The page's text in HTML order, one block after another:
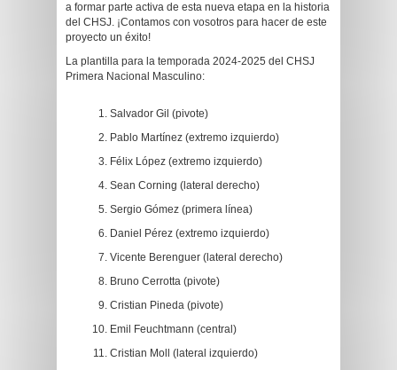
a formar parte activa de esta nueva etapa en la historia
del CHSJ. ¡Contamos con vosotros para hacer de este
proyecto un éxito!
La plantilla para la temporada 2024-2025 del CHSJ
Primera Nacional Masculino:
Salvador Gil (pivote)
Pablo Martínez (extremo izquierdo)
Félix López (extremo izquierdo)
Sean Corning (lateral derecho)
Sergio Gómez (primera línea)
Daniel Pérez (extremo izquierdo)
Vicente Berenguer (lateral derecho)
Bruno Cerrotta (pivote)
Cristian Pineda (pivote)
Emil Feuchtmann (central)
Cristian Moll (lateral izquierdo)